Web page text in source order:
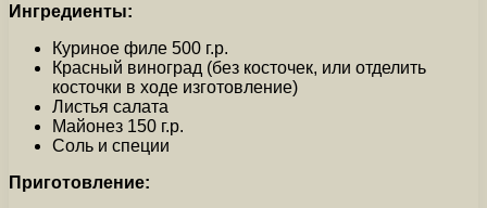
Ингредиенты:
Куриное филе 500 г.р.
Красный виноград (без косточек, или отделить
косточки в ходе изготовление)
Листья салата
Майонез 150 г.р.
Соль и специи
Приготовление: